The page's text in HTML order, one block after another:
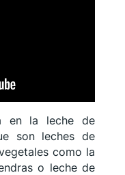
en la leche de
son leches de
como la
o leche de